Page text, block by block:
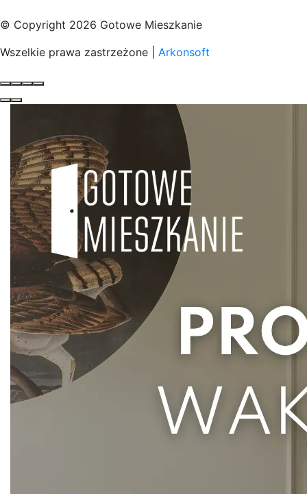
© Copyright 2026 Gotowe Mieszkanie
Wszelkie prawa zastrzeżone | Arkonsoft